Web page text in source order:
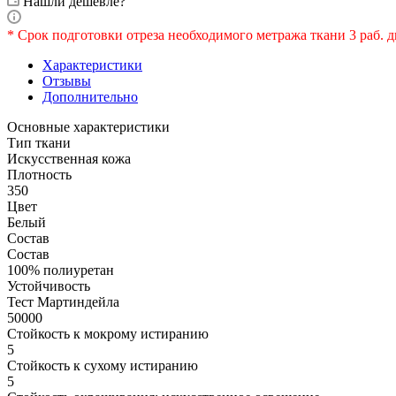
* Срок подготовки отреза необходимого метража ткани 3 раб.
Характеристики
Отзывы
Дополнительно
Основные характеристики
Тип ткани
Искусственная кожа
Плотность
350
Цвет
Белый
Состав
Состав
100% полиуретан
Устойчивость
Тест Мартиндейла
50000
Стойкость к мокрому истиранию
5
Стойкость к сухому истиранию
5